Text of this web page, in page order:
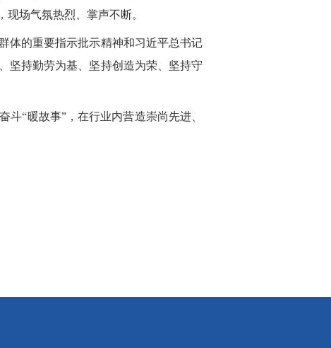
场气氛热烈、掌声不断。
体的重要指示批示精神和习近平总书记
坚持勤劳为基、坚持创造为荣、坚持守
“暖故事”，在行业内营造崇尚先进、